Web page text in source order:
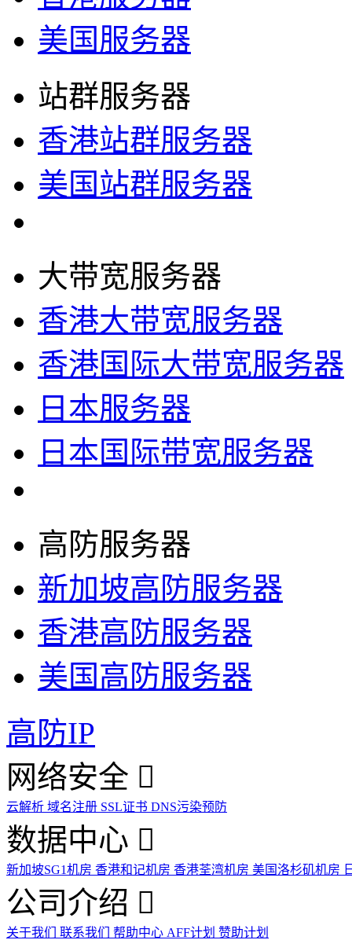
美国服务器
站群服务器
香港站群服务器
美国站群服务器
大带宽服务器
香港大带宽服务器
香港国际大带宽服务器
日本服务器
日本国际带宽服务器
高防服务器
新加坡高防服务器
香港高防服务器
美国高防服务器
高防IP
网络安全
云解析 域名注册 SSL证书 DNS污染预防
数据中心
新加坡SG1机房 香港和记机房 香港荃湾机房 美国洛杉矶机房
公司介绍
关于我们 联系我们 帮助中心 AFF计划 赞助计划